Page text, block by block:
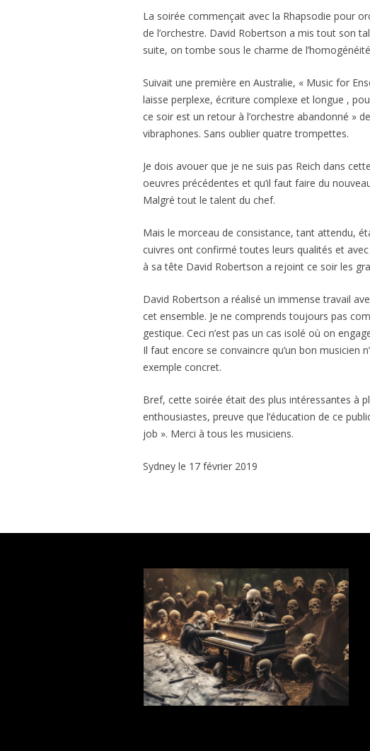
La soirée commençait avec la Rhapsodie pour
de l’orchestre. David Robertson a mis tout son
suite, on tombe sous le charme de
Suivait une première en Australie, « Music for
laisse perplexe, écriture complexe et longue ,
ce soir est un retour à l’orchestre abandonné »
vibraphones. Sans oublier quatre trompettes.
Je dois avouer que je ne suis pas Reich dans
oeuvres précédentes et qu’il faut faire du
Malgré tout le talent du chef.
Mais le morceau de consistance, tant attendu,
cuivres ont confirmé toutes leurs qualités et avec
à sa tête David Robertson a rejoint ce soir les
David Robertson a réalisé un immense travail
cet ensemble. Je ne comprends toujours pas
gestique. Ceci n’est pas un cas isolé où on
Il faut encore se convaincre qu’un bon musicien
exemple concret.
Bref, cette soirée était des plus intéressantes à
enthousiastes, preuve que l’éducation de ce
job ». Merci à tous les musiciens.
Sydney le 17 février 2019